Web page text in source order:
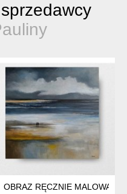
OBRAZ RĘCZNIE MALOWANY